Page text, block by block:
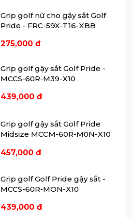
lục nổi bật.
Grip golf nữ cho gậy sắt Golf
Pride - FRC-59X-T16-XBB
275,000 đ
Grip golf gậy sắt Golf Pride -
MCCS-60R-M39-X10
439,000 đ
Grip golf gậy sắt Golf Pride
Midsize MCCM-60R-M0N-X10
457,000 đ
Grip golf Golf Pride gậy sắt -
MCCS-60R-MON-X10
439,000 đ